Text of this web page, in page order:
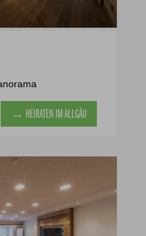
→ HEIRATEN IM ALLGÄU